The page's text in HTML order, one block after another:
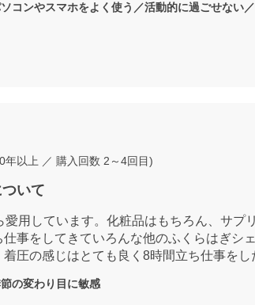
コンやスマホをよく使う／活動的に過ごせない
年以上 ／ 購入回数 2～4回目)
いて
用しています。化粧品はもちろん、サプ
事をしてきていろんな他のふくらはぎシ
圧の感じはとても良く8時間立ち仕事をし
の変わり目に敏感